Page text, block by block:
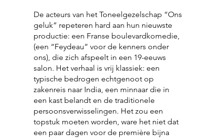
De acteurs van het Toneelgezelschap “Ons
geluk” repeteren hard aan hun nieuwste
productie: een Franse boulevardkomedie,
(een “Feydeau” voor de kenners onder
ons), die zich afspeelt in een 19-eeuws
salon. Het verhaal is vrij klassiek: een
typische bedrogen echtgenoot op
zakenreis naar India, een minnaar die in
een kast belandt en de traditionele
persoonsverwisselingen. Het zou een
topstuk moeten worden, ware het niet dat
een paar dagen voor de première bijna